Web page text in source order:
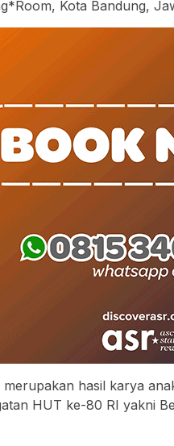
Kota Bandung,
hasil karya
HUT ke-80 RI yakni